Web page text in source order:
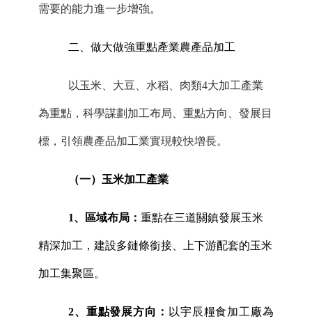
需要的能力進一步增強。
二 做大做強重點產業農產品加工
以玉米、大豆、水稻、肉類4大加工產業
為重點，科學謀劃加工布局、重點方向、發展目
標，引領農產品加工業實現較快增長。
（一） 玉米加工產業
1、 區域布局： 重點在三道關鎮發展玉米
精深加工，建設多鏈條銜接、上下游配套的玉米
加工集聚區。
2、重點發展方向： 以宇辰糧食加工廠為